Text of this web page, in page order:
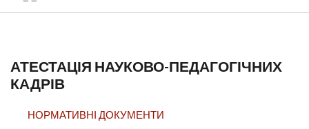
АТЕСТАЦІЯ НАУКОВО-ПЕДАГОГІЧНИХ
КАДРІВ
НОРМАТИВНІ ДОКУМЕНТИ